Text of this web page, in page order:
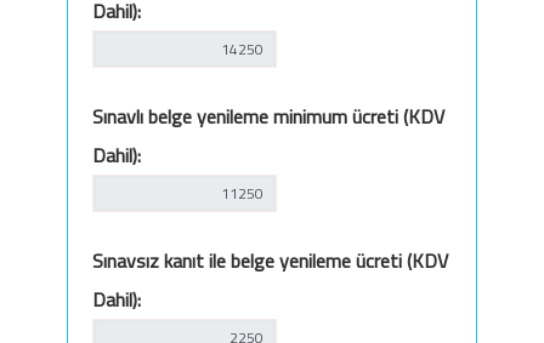
Dahil):
Sınavlı belge yenileme minimum ücreti (KDV
Dahil):
Sınavsız kanıt ile belge yenileme ücreti (KDV
Dahil):